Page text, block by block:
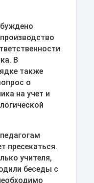
В
также
о
на учет и
пресекаться.
учителя,
беседы с